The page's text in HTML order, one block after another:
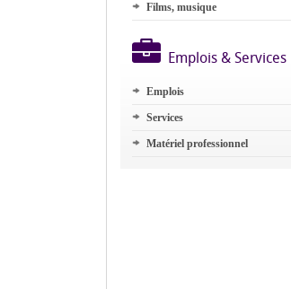
Films, musique
Emplois & Services
Emplois
Services
Matériel professionnel